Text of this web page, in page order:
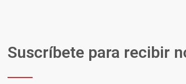
Suscríbete para recibir